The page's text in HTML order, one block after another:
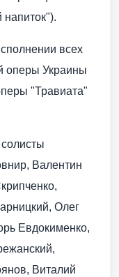
всех
оперы Украины
"Травиата"
Валентин
Олег
Евдокименко,
Виталий